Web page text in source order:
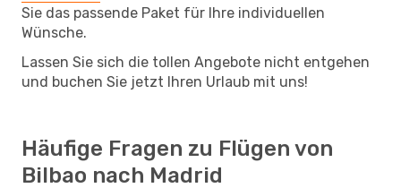
Sie das passende Paket für Ihre individuellen
Wünsche.
Lassen Sie sich die tollen Angebote nicht entgehen
und buchen Sie jetzt Ihren Urlaub mit uns!
Häufige Fragen zu Flügen von
Bilbao nach Madrid